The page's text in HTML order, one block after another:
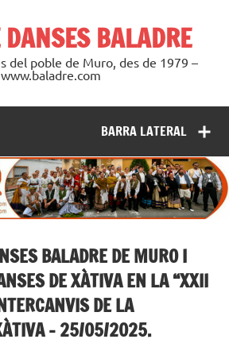
DANSES BALADRE
del poble de Muro, des de 1979 –
www.baladre.com
BARRA LATERAL
BALADRE DE MURO I
DE XÀTIVA EN LA “XXII
DE LA
– 25/05/2025.